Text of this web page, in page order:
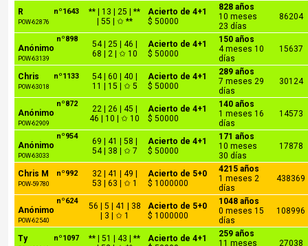
nº1643
R
POW-62876
** | 13 | 25 | **
| 55 | ✩ **
Acierto de 4+1
$ 50000
828 años
10 meses
23 días
86204
nº898
Anónimo
POW-63139
54 | 25 | 46 |
68 | 2 | ✩ 10
Acierto de 4+1
$ 50000
150 años
4 meses 10
días
15637
nº1133
Chris
POW-63018
54 | 60 | 40 |
11 | 15 | ✩ 5
Acierto de 4+1
$ 50000
289 años
7 meses 29
días
30124
nº872
Anónimo
POW-62909
22 | 26 | 45 |
46 | 10 | ✩ 10
Acierto de 4+1
$ 50000
140 años
1 meses 16
días
14573
nº954
Anónimo
POW-63033
69 | 41 | 58 |
54 | 38 | ✩ 7
Acierto de 4+1
$ 50000
171 años
10 meses
30 días
17878
nº992
Chris M
POW-59780
32 | 41 | 49 |
53 | 63 | ✩ 1
Acierto de 5+0
$ 1000000
4215 años
1 meses 2
días
438369
nº624
Anónimo
POW-62540
56 | 5 | 41 | 38
| 3 | ✩ 1
Acierto de 5+0
$ 1000000
1048 años
0 meses 15
días
108996
nº1097
Ty
** | 51 | 43 | **
Acierto de 4+1
259 años
11 meses
27038